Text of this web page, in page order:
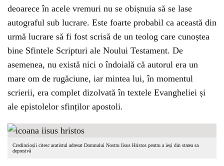
deoarece în acele vremuri nu se obișnuia să se lase
autograful sub lucrare. Este foarte probabil ca această din
urmă lucrare să fi fost scrisă de un teolog care cunoștea
bine Sfintele Scripturi ale Noului Testament. De
asemenea, nu există nici o îndoială că autorul era un
mare om de rugăciune, iar mintea lui, în momentul
scrierii, era complet dizolvată în textele Evangheliei și
ale epistolelor sfinților apostoli.
Credincioșii citesc acatistul adresat Domnului Nostru Iisus Hristos pentru a ieși din starea sa
depresivă